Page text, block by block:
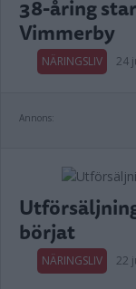
38-åring
Vimmerby
NÄRINGSLIV 24
Annons:
börjat
NÄRINGSLIV 22